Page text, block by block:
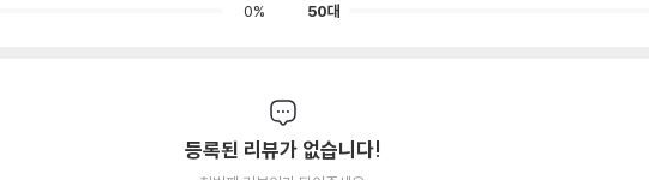
0%
50대
등록된 리뷰가 없습니다!